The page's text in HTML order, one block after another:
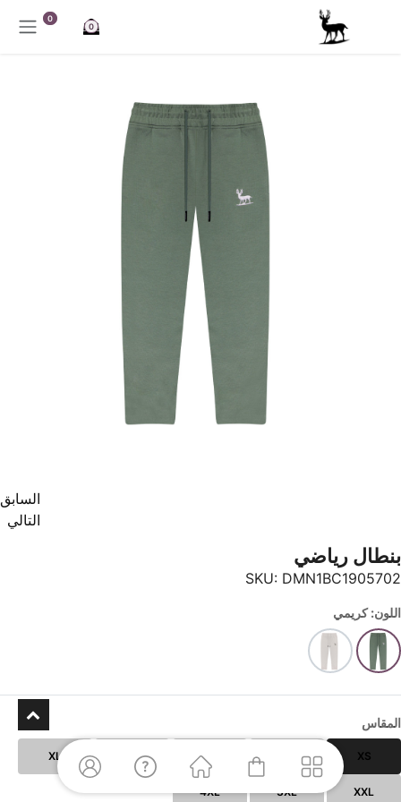
تخطي للذهاب إلى المحتوى
0
0
السابق
التالي
بنطال رياضي
SKU: DMN1BC1905702
اللون: كريمي
المقاس
XS
M
XL
XXL
3XL
4XL